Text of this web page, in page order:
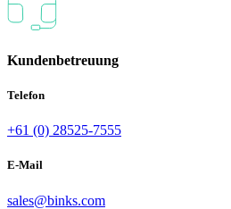
Kundenbetreuung
Telefon
+61 (0) 28525-7555
E-Mail
sales@binks.com